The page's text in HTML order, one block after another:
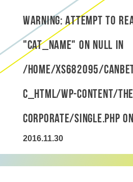
Warning: Attempt to
"cat_name" on null in
/home/xs682095/
c_html/wp-content/
corporate/single.php
2016.11.30